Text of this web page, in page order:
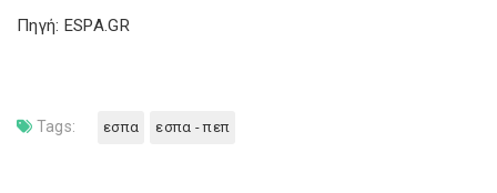
Πηγή: ESPA.GR
Tags: εσπα εσπα - πεπ